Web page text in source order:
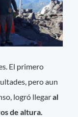
El primero
pero aun
logró llegaral
de altura.